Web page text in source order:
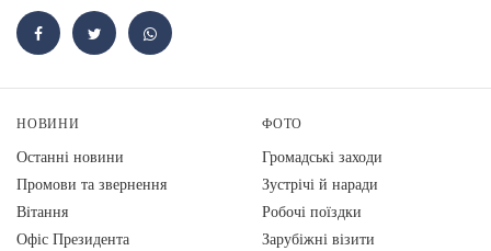
НОВИНИ
Останні новини
Промови та звернення
Вiтання
Офіс Президента
ФОТО
Громадські заходи
Зустрічі й наради
Робочі поїздки
Зарубіжні візити